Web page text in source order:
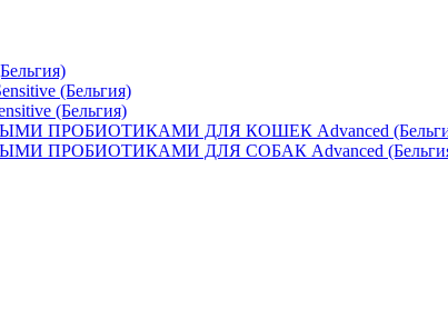
(Бельгия)
(Бельгия)
ПРОБИОТИКАМИ ДЛЯ КОШЕК Advanced
ПРОБИОТИКАМИ ДЛЯ СОБАК Advanced